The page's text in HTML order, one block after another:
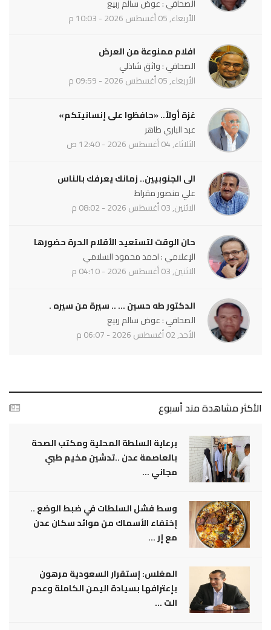
الصحافي : عوض سالم ربيع
الأربعاء, 05 أغسطس 2026 - 10:03 م
افلام ممنوعة من العرض
الصحافي : واثق شاذلي
الأربعاء, 05 أغسطس 2026 - 09:59 م
غزة أولاً.. «حافظوا على إنسانيتكم»
عبد الباري طاهر
الثلاثاء, 04 أغسطس 2026 - 12:40 ص
الى الجنوبيين.. زمانك يعرفك بالناس
علي منصور مقراط
الاثنين, 03 أغسطس 2026 - 08:02 م
حان الوقت لتستعيد الأقلام الحرة حضورها
الإعلامي : احمد محمود السلامي
الاثنين, 03 أغسطس 2026 - 04:10 م
الدكتور طه حسين ... .. سيرة من سيره .
الصحافي : عوض سالم ربيع
الأحد, 02 أغسطس 2026 - 06:07 م
الأكثر مشاهدة مند أسبوع
برعاية السلطة المحلية ومكتب الصحة
بالعاصمة عدن ..تدشين مخيم طبي
مجاني ...
وسط فشل السلطات في ضبط الوضع ..
إختفاء الأسماك من موائد سكان عدن
مع إر ...
المغلس: إستقرار السعودية مرهون
بإعترافها بسيادة اليمن الكاملة وعدم
الت ...